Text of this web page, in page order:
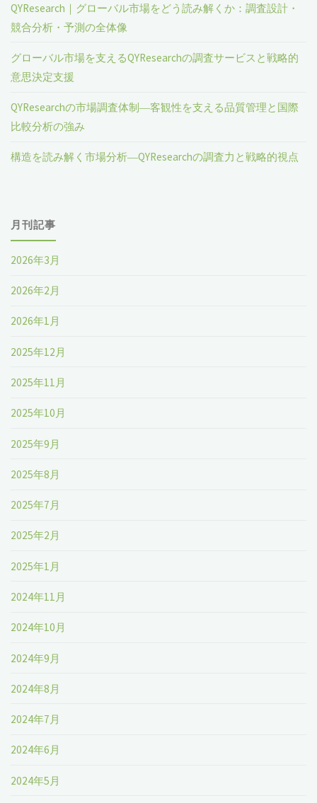
QYResearch｜グローバル市場をどう読み解くか：調査設計・
競合分析・予測の全体像
グローバル市場を支えるQYResearchの調査サービスと戦略的
意思決定支援
QYResearchの市場調査体制―客観性を支える品質管理と国際
比較分析の強み
構造を読み解く市場分析―QYResearchの調査力と戦略的視点
月刊記事
2026年3月
2026年2月
2026年1月
2025年12月
2025年11月
2025年10月
2025年9月
2025年8月
2025年7月
2025年2月
2025年1月
2024年11月
2024年10月
2024年9月
2024年8月
2024年7月
2024年6月
2024年5月